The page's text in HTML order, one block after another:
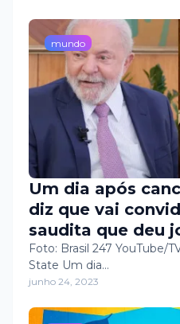
mundo
Um dia após
diz que vai
saudita que deu
para visitar o
Foto: Brasil 247 YouTube/
State Um dia…
junho 24, 2023